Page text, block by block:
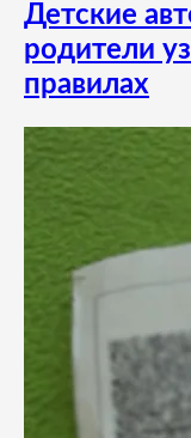
Детские
родители
правилах